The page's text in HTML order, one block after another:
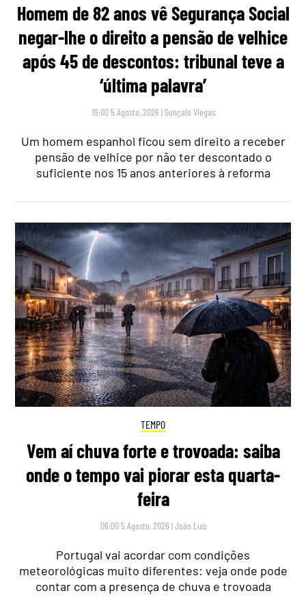
Homem de 82 anos vê Segurança Social
negar-lhe o direito a pensão de velhice
após 45 de descontos: tribunal teve a
‘última palavra’
19:00 5 Agosto, 2026 | Gonçalo Viegas
Um homem espanhol ficou sem direito a receber
pensão de velhice por não ter descontado o
suficiente nos 15 anos anteriores à reforma
TEMPO
Vem aí chuva forte e trovoada: saiba
onde o tempo vai piorar esta quarta-
feira
06:00 5 Agosto, 2026 |João Luís
Portugal vai acordar com condições
meteorológicas muito diferentes: veja onde pode
contar com a presença de chuva e trovoada